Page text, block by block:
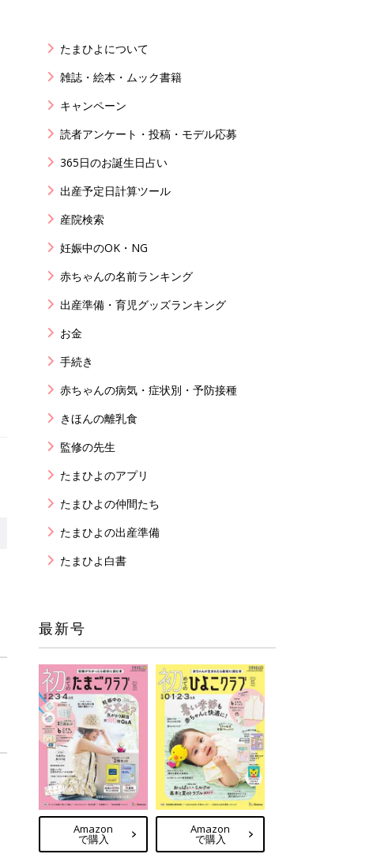
たまひよについて
雑誌・絵本・ムック書籍
キャンペーン
読者アンケート・投稿・モデル応募
365日のお誕生日占い
出産予定日計算ツール
産院検索
妊娠中のOK・NG
赤ちゃんの名前ランキング
出産準備・育児グッズランキング
お金
手続き
赤ちゃんの病気・症状別・予防接種
きほんの離乳食
監修の先生
たまひよのアプリ
たまひよの仲間たち
たまひよの出産準備
たまひよ白書
最新号
Amazon
で購入
Amazon
で購入